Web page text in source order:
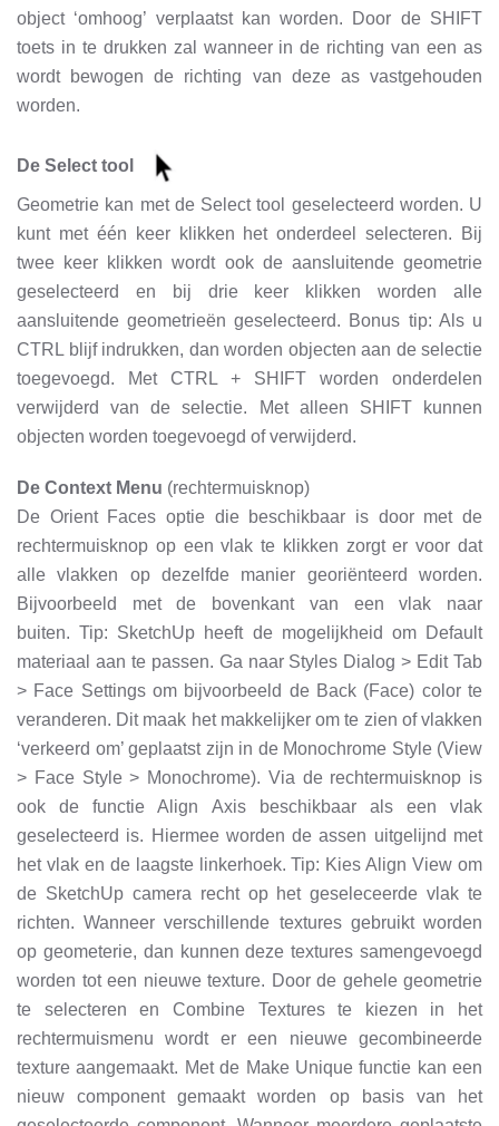
object ‘omhoog’ verplaatst kan worden. Door de SHIFT
toets in te drukken zal wanneer in de richting van een as
wordt bewogen de richting van deze as vastgehouden
worden.
De Select tool
Geometrie kan met de Select tool geselecteerd worden. U
kunt met één keer klikken het onderdeel selecteren. Bij
twee keer klikken wordt ook de aansluitende geometrie
geselecteerd en bij drie keer klikken worden alle
aansluitende geometrieën geselecteerd. Bonus tip: Als u
CTRL blijf indrukken, dan worden objecten aan de selectie
toegevoegd. Met CTRL + SHIFT worden onderdelen
verwijderd van de selectie. Met alleen SHIFT kunnen
objecten worden toegevoegd of verwijderd.
De Context Menu (rechtermuisknop)
De Orient Faces optie die beschikbaar is door met de
rechtermuisknop op een vlak te klikken zorgt er voor dat
alle vlakken op dezelfde manier georiënteerd worden.
Bijvoorbeeld met de bovenkant van een vlak naar
buiten. Tip: SketchUp heeft de mogelijkheid om Default
materiaal aan te passen. Ga naar Styles Dialog > Edit Tab
> Face Settings om bijvoorbeeld de Back (Face) color te
veranderen. Dit maak het makkelijker om te zien of vlakken
‘verkeerd om’ geplaatst zijn in de Monochrome Style (View
> Face Style > Monochrome). Via de rechtermuisknop is
ook de functie Align Axis beschikbaar als een vlak
geselecteerd is. Hiermee worden de assen uitgelijnd met
het vlak en de laagste linkerhoek. Tip: Kies Align View om
de SketchUp camera recht op het geseleceerde vlak te
richten. Wanneer verschillende textures gebruikt worden
op geometerie, dan kunnen deze textures samengevoegd
worden tot een nieuwe texture. Door de gehele geometrie
te selecteren en Combine Textures te kiezen in het
rechtermuismenu wordt er een nieuwe gecombineerde
texture aangemaakt. Met de Make Unique functie kan een
nieuw component gemaakt worden op basis van het